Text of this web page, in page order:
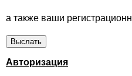
а также ваши
Авторизация